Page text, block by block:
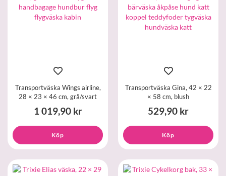
Transportväska Wings airline,
28 × 23 × 46 cm, grå/svart
1 019,90 kr
Köp
Transportväska Gina, 42 × 22
× 58 cm, blush
529,90 kr
Köp